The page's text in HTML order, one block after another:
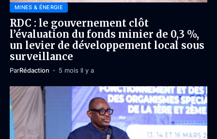
MINES & ÉNERGIE
RDC : le gouvernement clôt
l’évaluation du fonds minier de 0,3 %,
un levier de développement local sous
surveillance
ParRédaction 5 mois Il y a